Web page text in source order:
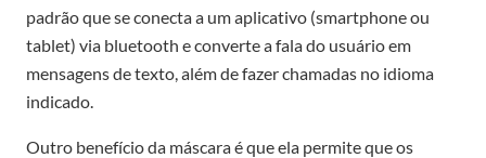
padrão que se conecta a um aplicativo (smartphone ou
tablet) via bluetooth e converte a fala do usuário em
mensagens de texto, além de fazer chamadas no idioma
indicado.
Outro benefício da máscara é que ela permite que os